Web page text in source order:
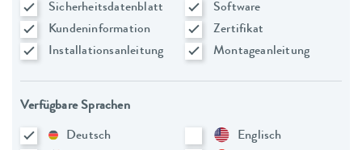
Sicherheitsdatenblatt
Software
Kundeninformation
Zertifikat
Installationsanleitung
Montageanleitung
Verfügbare Sprachen
Deutsch
Englisch